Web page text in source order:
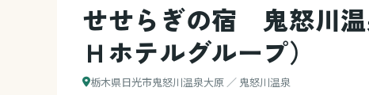
せせらぎの宿 鬼怒川
Ｈホテルグループ）
栃木県日光市鬼怒川温泉大原 ／ 鬼怒川温泉